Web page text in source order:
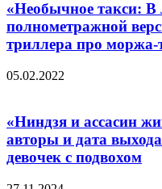
«Необычное такси: В
полнометражной
триллера про моржа-
05.02.2022
«Ниндзя и ассасин
авторы и дата
девочек с подвохом